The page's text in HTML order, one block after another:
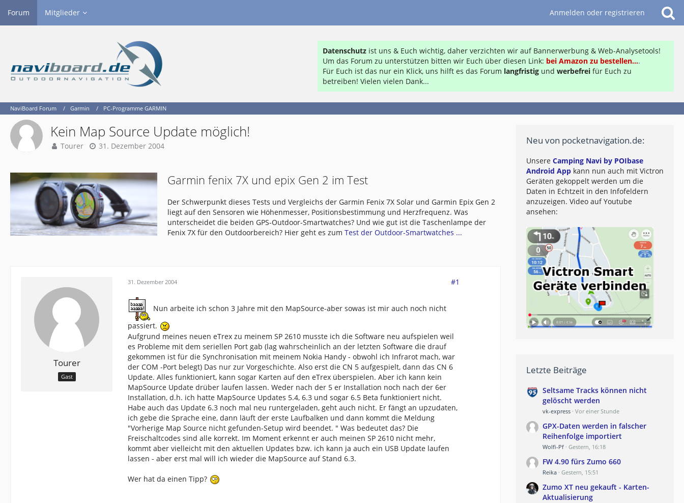
Forum Mitglieder Anmelden oder registrieren
Datenschutz ist uns & Euch wichtig, daher verzichten wir auf Bannerwerbung & Web-Analysetools!
Um das Forum zu unterstützen bitten wir Euch über diesen Link: bei Amazon zu bestellen....
Für Euch ist das nur ein Klick, uns hilft es das Forum langfristig und werbefrei für Euch zu
betreiben! Vielen vielen Dank...
NaviBoard Forum Garmin PC-Programme GARMIN
Kein Map Source Update möglich!
Tourer 31. Dezember 2004
Garmin fenix 7X und epix Gen 2 im Test
Der Schwerpunkt dieses Tests und Vergleichs der Garmin Fenix 7X Solar und Garmin Epix Gen 2
liegt auf den Sensoren wie Höhenmesser, Positionsbestimmung und Herzfrequenz. Was
unterscheidet die beiden GPS-Outdoor-Smartwatches? Und wie gut ist die Taschenlampe der
Fenix 7X für den Outdoorbereich? Hier geht es zumTest der Outdoor-Smartwatches ...
Tourer
Gast
31. Dezember 2004 #1
Nun arbeite ich schon 3 Jahre mit den MapSource-aber sowas ist mir auch noch nicht
passiert.
Aufgrund meines neuen eTrex zu meinem SP 2610 musste ich die Software neu aufspielen weil
es Probleme mit dem seriellen Port gab (lag wahrscheinlich an der letzten Software die drauf
gekommen ist für die Synchronisation mit meinem Nokia Handy - obwohl ich Infrarot mach, war
der COM -Port belegt) Das nur zur Vorgeschichte. Also erst die CN 5 aufgespielt, dann das CN 6
Update. Alles funktioniert, kann sogar Karten auf den eTrex überspielen. Aber ich kann kein
MapSource Update drüber laufen lassen. Weder nach der 5 er Installation noch nach der 6er
Installation, d.h. ich hatte MapSource Updates 5.4, 6.3 und sogar 6.5 Beta funktioniert nicht.
Habe auch das Update 6.3 noch mal neu runtergeladen, geht auch nicht. Er fängt an upzudaten,
ich gebe die Sprache eine, dann läuft der erste Laufbalken und dann kommt die Meldung
"Vorherige Map Source nicht gefunden-Setup wird beendet. " Was bedeutet das? Die
Freischaltcodes sind alle korrekt. Im Moment erkennt er auch meinen SP 2610 nicht mehr,
kommt aber vielleicht mit den aktuellen Updates bzw. ich kann ja auch ein USB Update laufen
lassen - aber erst mal will ich wieder die MapSource auf Stand 6.3.
Wer hat da einen Tipp?
Neu von pocketnavigation.de:
Unsere Camping Navi by POIbase
Android App kann nun auch mit Victron
Geräten gekoppelt werden um die
Daten in Echtzeit in den Infofeldern
anzuzeigen. Video auf Youtube
ansehen:
Letzte Beiträge
Seltsame Tracks können nicht
gelöscht werden
vk-express Vor einer Stunde
GPX-Daten werden in falscher
Reihenfolge importiert
Wolfi-Pf Gestern, 16:18
FW 4.90 fürs Zumo 660
Reika Gestern, 15:51
Zumo XT neu gekauft - Karten-
Aktualisierung